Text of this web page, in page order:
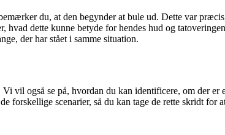
du, at den begynder at bule ud. Dette var
dette kunne betyde for hendes hud og
der har stået i samme situation.
vil også se på, hvordan du kan identificere, om der
scenarier, så du kan tage de rette skridt for